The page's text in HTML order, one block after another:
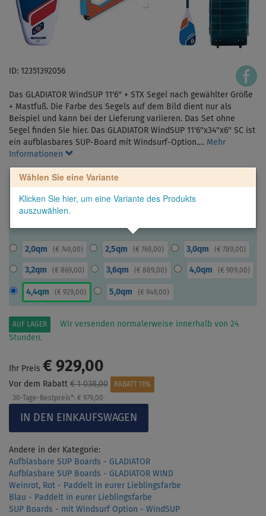
ID: 12351392056
Das GLADIATOR WindSUP 11'6'' + STX Segel nach gewählter Größe
+ Mastfuß. Die Farbe des Segels auf dem Bild dient nur als
Beispiel und kann bei der Lieferung variieren. Das Set ohne
Segel finden Sie hier. Das GLADIATOR WindSUP 11'6''x34''x6'' SC ist
ein aufblasbares SUP-Board mit Windsurf-Option.… Mehr
Informationen
Wählen Sie eine Variante
Klicken Sie hier, um eine Variante des Produkts
auszuwählen.
2,0qm ( € 749,00) 2,5qm (€ 769,00) 3,0qm ( € 789,00)
3,2qm ( € 869,00) 3,6qm (€ 889,00) 4,0qm ( € 909,00)
4,4qm ( € 929,00) 5,0qm (€ 949,00)
AUF LAGER
Wir versenden normalerweise innerhalb von 24
Stunden.
Ihr Preis € 929,00
Vor dem Rabatt € 1 038,00
RABATT 11%
30-Tage-Bestpreis*: € 979,00
Andere in der Kategorie:
Aufblasbare SUP Boards - GLADIATOR
Aufblasbare SUP Boards - GLADIATOR WIND
Weinrot, Rot - Paddelt in eurer Lieblingsfarbe
Blau - Paddelt in eurer Lieblingsfarbe
SUP Boards - mit Windsurf Option - WindSUP